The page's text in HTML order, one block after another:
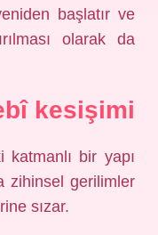
başlatır ve
olarak da
kesişimi
bir yapı
zihinsel gerilimler
sızar.